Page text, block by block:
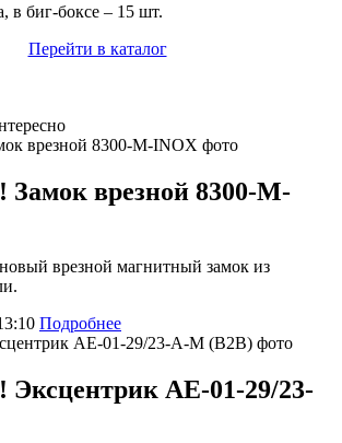
в биг-боксе – 15 шт.
Перейти в каталог
врезной 8300-M-
врезной магнитный замок из
Подробнее
AE-01-29/23-